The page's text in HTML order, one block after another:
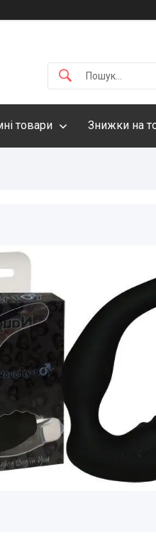
товари Знижки на